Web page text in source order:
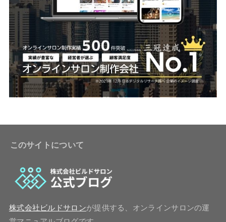
このサイトについて
株式会社ビルドサロンが提供する、オンラインサロンの運